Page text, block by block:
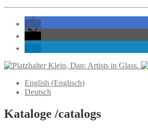
Klein, Dan: Artists in Glass.
English (Englisch)
Deutsch
Kataloge /catalogs